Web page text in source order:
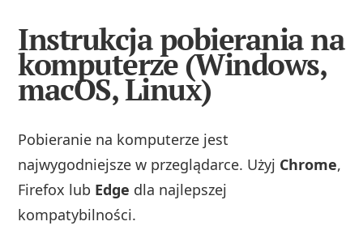
Instrukcja pobierania na
komputerze (Windows,
macOS, Linux)
Pobieranie na komputerze jest
najwygodniejsze w przeglądarce. Użyj Chrome,
Firefox lub Edge dla najlepszej
kompatybilności.